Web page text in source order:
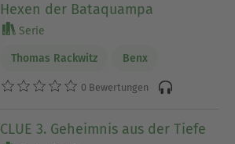
Hexen der Bataquampa
Serie
Thomas Rackwitz Benx
0 Bewertungen
CLUE 3. Geheimnis aus der Tiefe